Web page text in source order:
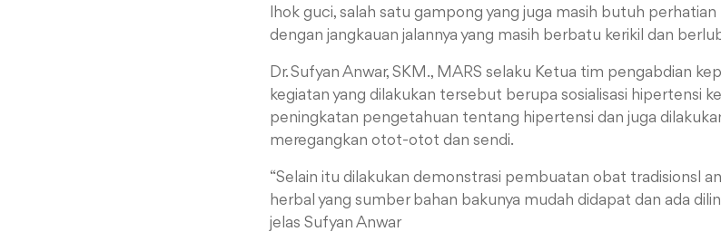
lhok guci, salah satu gampong yang juga masih butuh
dengan jangkauan jalannya yang masih berbatu kerikil dan
Dr. Sufyan Anwar, SKM., MARS selaku Ketua tim pengabdian
kegiatan yang dilakukan tersebut berupa sosialisasi hipertensi
peningkatan pengetahuan tentang hipertensi dan juga
meregangkan otot-otot dan sendi.
“Selain itu dilakukan demonstrasi pembuatan obat tradisionsl
herbal yang sumber bahan bakunya mudah didapat dan ada
jelas Sufyan Anwar